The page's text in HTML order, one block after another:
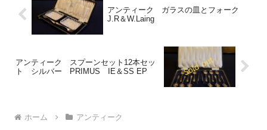
アンティーク ガラスの皿とフォーク
J.R＆W.Laing
アンティーク スプーンセット12本セッ
ト シルバー PRIMUS IE＆SS EP
ホーム アンティーク